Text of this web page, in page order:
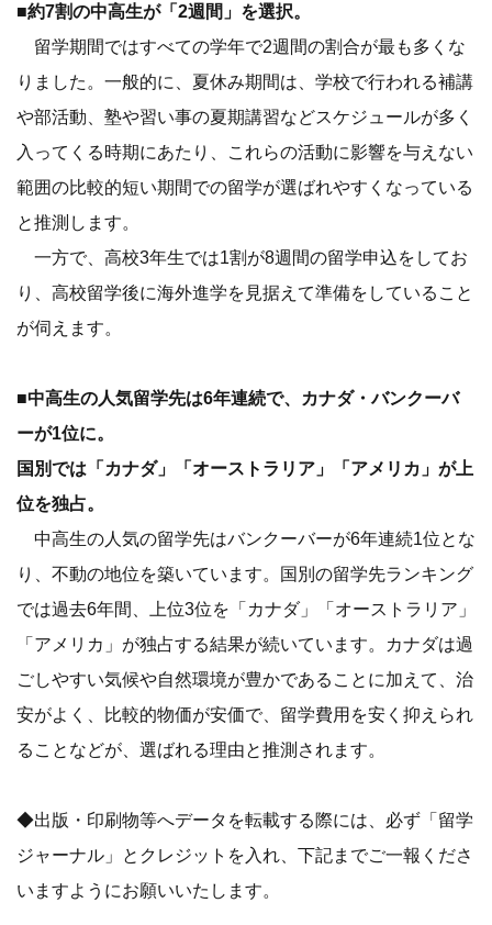
■約7割の中高生が「2週間」を選択。
留学期間ではすべての学年で2週間の割合が最も多くな
りました。一般的に、夏休み期間は、学校で行われる補講
や部活動、塾や習い事の夏期講習などスケジュールが多く
入ってくる時期にあたり、これらの活動に影響を与えない
範囲の比較的短い期間での留学が選ばれやすくなっている
と推測します。
一方で、高校3年生では1割が8週間の留学申込をしてお
り、高校留学後に海外進学を見据えて準備をしていること
が伺えます。
■中高生の人気留学先は6年連続で、カナダ・バンクーバ
ーが1位に。
国別では「カナダ」「オーストラリア」「アメリカ」が上
位を独占。
中高生の人気の留学先はバンクーバーが6年連続1位とな
り、不動の地位を築いています。国別の留学先ランキング
では過去6年間、上位3位を「カナダ」「オーストラリア」
「アメリカ」が独占する結果が続いています。カナダは過
ごしやすい気候や自然環境が豊かであることに加えて、治
安がよく、比較的物価が安価で、留学費用を安く抑えられ
ることなどが、選ばれる理由と推測されます。
◆出版・印刷物等へデータを転載する際には、必ず「留学
ジャーナル」とクレジットを入れ、下記までご一報くださ
いますようにお願いいたします。